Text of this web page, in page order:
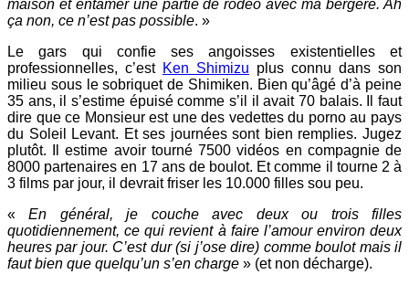
maison et entamer une partie de rodéo avec ma bergère. Ah
ça non, ce n’est pas possible. »
Le gars qui confie ses angoisses existentielles et
professionnelles, c’est Ken Shimizu plus connu dans son
milieu sous le sobriquet de Shimiken. Bien qu’âgé d’à peine
35 ans, il s’estime épuisé comme s’il il avait 70 balais. Il faut
dire que ce Monsieur est une des vedettes du porno au pays
du Soleil Levant. Et ses journées sont bien remplies. Jugez
plutôt. Il estime avoir tourné 7500 vidéos en compagnie de
8000 partenaires en 17 ans de boulot. Et comme il tourne 2 à
3 films par jour, il devrait friser les 10.000 filles sou peu.
«En général, je couche avec deux ou trois filles
quotidiennement, ce qui revient à faire l’amour environ deux
heures par jour. C’est dur (si j’ose dire) comme boulot mais il
faut bien que quelqu’un s’en charge » (et non décharge).